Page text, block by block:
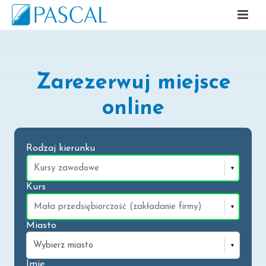
Zarezerwuj miejsce
online
Rodzaj kierunku
Kurs
Miasto